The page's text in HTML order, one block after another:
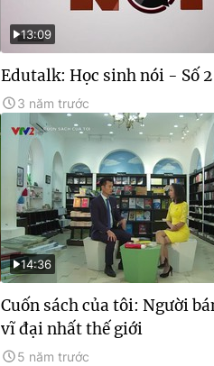
13:09
Edutalk: Học sinh nói - Số 2
3 năm trước
14:36
Cuốn sách của tôi: Người
vĩ đại nhất thế giới
5 năm trước